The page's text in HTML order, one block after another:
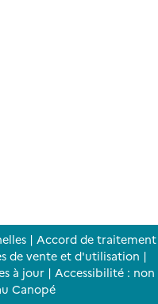
| Accord de traitement
de vente et d'utilisation |
à jour | Accessibilité : non
Canopé